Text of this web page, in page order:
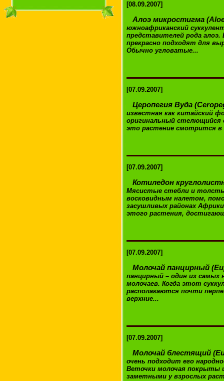
[08.09.2007]
Алоэ микростигма
южноафриканский
представителей рода
прекрасно подходят для
Обычно угловатые...
[07.09.2007]
Церопегия Вуда
известная как китайский
оригинальный стелющийся
это растение смотрится в
[07.09.2007]
Котиледон
Мясистые стебли и
восковидным налетом,
засушливых районах
этого растения,
[07.09.2007]
Молочай панцирный
панцирный – один из самых
молочаев. Когда этот
располагаются почти
верхние...
[07.09.2007]
Молочай блестящий
очень подходит его
Веточки молочая покрыты
заметными у взрослых